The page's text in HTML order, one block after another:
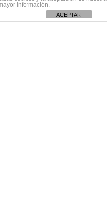
información.
ACEPTAR